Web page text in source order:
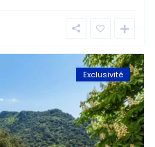
Exclusivité